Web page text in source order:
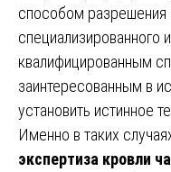
способом разрешения
квалифицированным
заинтересованным в
установить истинное
Именно в таких
экспертиза кровли